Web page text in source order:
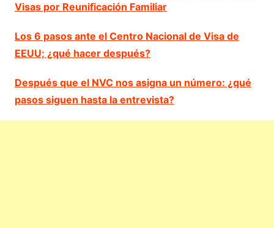
Visas por Reunificación Familiar
Los 6 pasos ante el Centro Nacional de Visa de
EEUU; ¿qué hacer después?
Después que el NVC nos asigna un número: ¿qué
pasos siguen hasta la entrevista?